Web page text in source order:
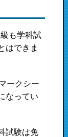
も学科試
はできま
ークシー
なってい
試験は免